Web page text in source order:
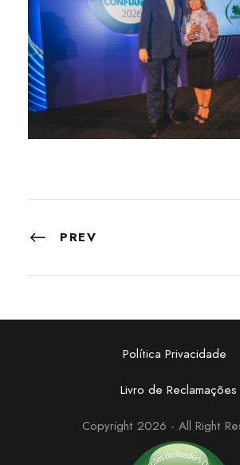
PREV
Política Privacidade
Livro de Reclamações
Copyright 2026 - All Right